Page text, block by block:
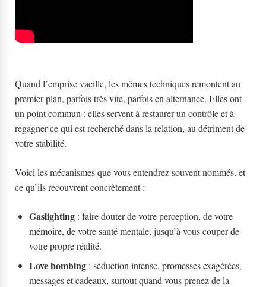
Quand l’emprise vacille, les mêmes techniques remontent au
premier plan, parfois très vite, parfois en alternance. Elles ont
un point commun : elles servent à restaurer un contrôle et à
regagner ce qui est recherché dans la relation, au détriment de
votre stabilité.
Voici les mécanismes que vous entendrez souvent nommés, et
ce qu’ils recouvrent concrètement :
Gaslighting : faire douter de votre perception, de votre
mémoire, de votre santé mentale, jusqu’à vous couper de
votre propre réalité.
Love bombing : séduction intense, promesses exagérées,
messages et cadeaux, surtout quand vous prenez de la